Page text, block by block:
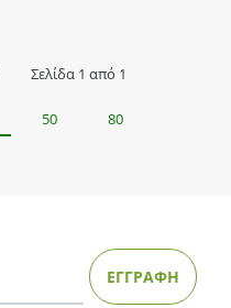
Σελίδα 1 από 1
50 80
ΕΓΓΡΑΦΗ